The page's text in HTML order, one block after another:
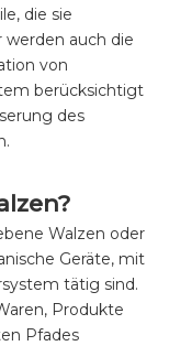
die sie
auch die
von
berücksichtigt
des
Walzen oder
Geräte, mit
tätig sind.
Produkte
Pfades